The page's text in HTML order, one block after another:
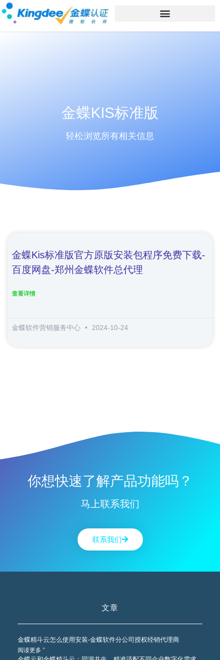
金蝶KIS标准版
轻松浏览所有相关信息
金蝶kis标准版官方原版安装包程序免费下载-
百度网盘-郑州金蝶软件总代理
查看详情
金蝶软件营销服务中心 2024-10-24
你想快速了解产品功能吗？
马上联系我们
联系我们
文章
金蝶精斗云怎么使用安装-金蝶软件分公司授权经销代理商
阅读更多 ”